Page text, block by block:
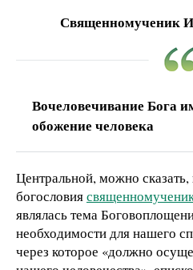
Священномученик
Вочеловечивание Бога
обожение человека
Центральной, можно
богословия
являлась тема
необходимости для нашего
через которое «должно